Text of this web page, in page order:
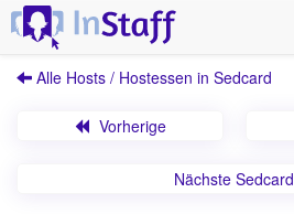
Alle Hosts / Hostessen in Sedcard
Vorherige
Nächste Sedcard